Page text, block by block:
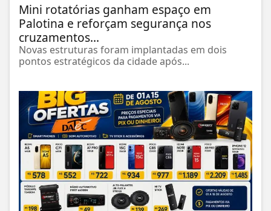
Mini rotatórias ganham espaço em
Palotina e reforçam segurança nos
cruzamentos...
Novas estruturas foram implantadas em dois
pontos estratégicos da cidade após...